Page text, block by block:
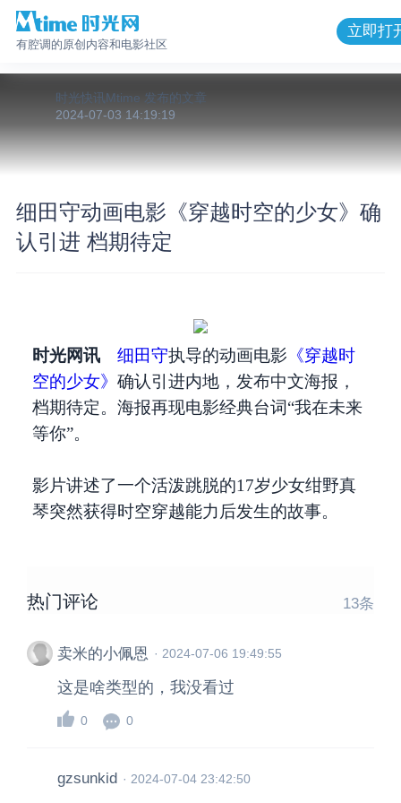
有腔调的原创内容和电影社区
立即打
时光快讯Mtime 发布的 文章
2024-07-03 14:19:19
细田守动画电影《穿越时空的少女》确
认引进 档期待定
时光网讯 细田守执导的动画电影 《穿越时
空的少女》 确认引进内地，发布中文海报，​
档期待定。海报再现电影经典台词“我在未来
等你”。
影片讲述了一个活泼跳脱的17岁少女绀野真
琴突然获得时空穿越能力后发生的故事。 ​​​
热门评论 13条
卖米的小佩恩 · 2024-07-06 19:49:55
这是啥类型的，我没看过
0 0
gzsunkid · 2024-07-04 23:42:50